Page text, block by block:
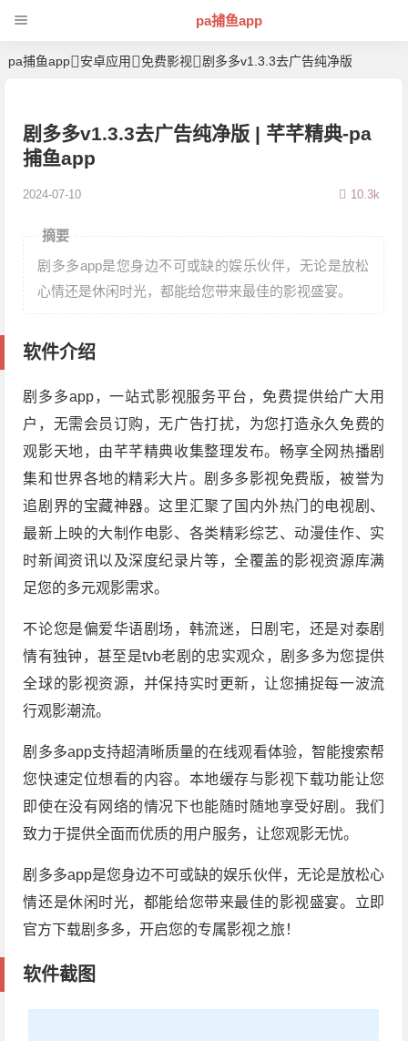
pa捕鱼app
pa捕鱼app 安卓应用 免费影视 剧多多v1.3.3去广告纯净版
剧多多v1.3.3去广告纯净版 | 芊芊精典-pa
捕鱼app
2024-07-10 10.3k
摘要
剧多多app是您身边不可或缺的娱乐伙伴，无论是放松
心情还是休闲时光，都能给您带来最佳的影视盛宴。
软件介绍
剧多多app，一站式影视服务平台，免费提供给广大用
户，无需会员订购，无广告打扰，为您打造永久免费的
观影天地，由芊芊精典收集整理发布。畅享全网热播剧
集和世界各地的精彩大片。剧多多影视免费版，被誉为
追剧界的宝藏神器。这里汇聚了国内外热门的电视剧、
最新上映的大制作电影、各类精彩综艺、动漫佳作、实
时新闻资讯以及深度纪录片等，全覆盖的影视资源库满
足您的多元观影需求。
不论您是偏爱华语剧场，韩流迷，日剧宅，还是对泰剧
情有独钟，甚至是tvb老剧的忠实观众，剧多多为您提供
全球的影视资源，并保持实时更新，让您捕捉每一波流
行观影潮流。
剧多多app支持超清晰质量的在线观看体验，智能搜索帮
您快速定位想看的内容。本地缓存与影视下载功能让您
即使在没有网络的情况下也能随时随地享受好剧。我们
致力于提供全面而优质的用户服务，让您观影无忧。
剧多多app是您身边不可或缺的娱乐伙伴，无论是放松心
情还是休闲时光，都能给您带来最佳的影视盛宴。立即
官方下载剧多多，开启您的专属影视之旅！
软件截图